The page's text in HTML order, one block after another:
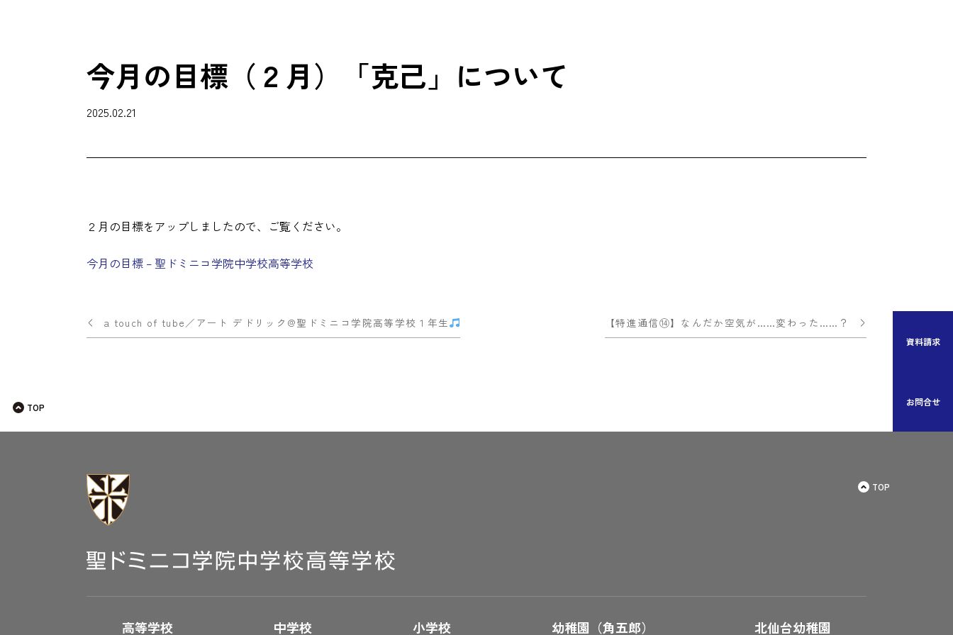
今月の目標（２月）「克己」について
2025.02.21
２月の目標をアップしましたので、ご覧ください。
今月の目標 – 聖ドミニコ学院中学校高等学校
投
ショ
ン
a touch of tube／アート デドリック@聖ドミニコ学院高等学校１年生 【特進通信⑭】なんだか空気が……変わった……？
TOP
資料請求
お問合せ
TOP
高等学校 中学校 小学校 幼稚園（角五郎） 北仙台幼稚園